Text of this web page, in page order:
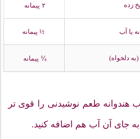
زده ۲ پیمانه
یا آب ½ پیمانه
دلخواه) ¼ پیمانه
هندوانه طعم نوشیدنی را قوی تر
به جای آن آب هم اضافه کنید.